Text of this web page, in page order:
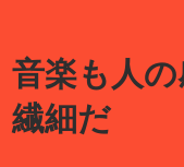
音楽も人
繊細だ